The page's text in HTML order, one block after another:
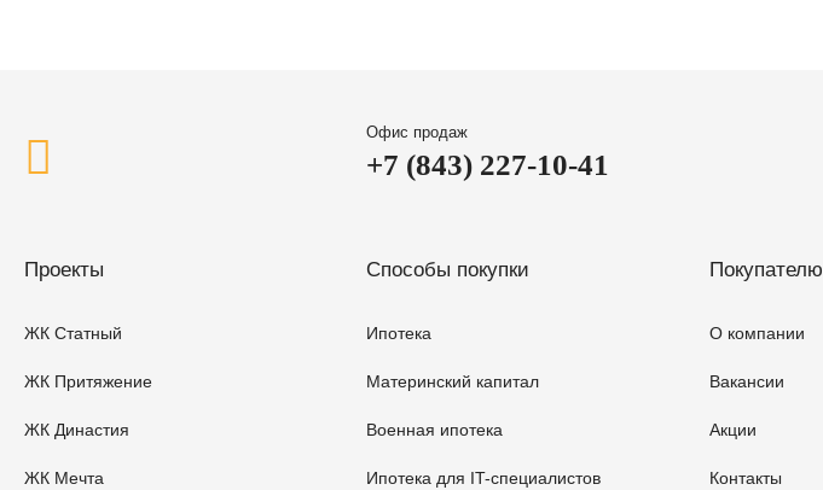
Офис продаж
+7 (843) 227-10-41
Проекты
ЖК Статный
ЖК Притяжение
ЖК Династия
ЖК Мечта
Способы покупки
Ипотека
Материнский капитал
Военная ипотека
Ипотека для IT-специалистов
Покупателю
О компании
Вакансии
Акции
Контакты